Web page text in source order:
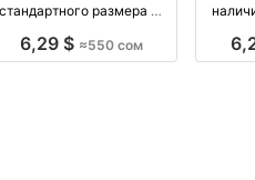
стандартного размера —
производство Киргизия
6,29 $ ≈550 сом